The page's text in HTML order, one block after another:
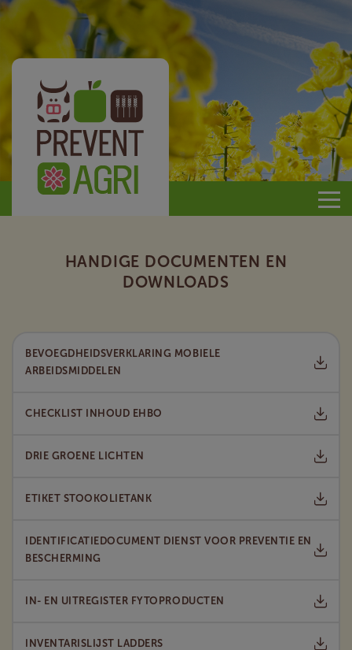
Prevent
HANDIGE DOCUMENTEN EN
DOWNLOADS
BEVOEGDHEIDSVERKLARING MOBIELE
ARBEIDSMIDDELEN
CHECKLIST INHOUD EHBO
DRIE GROENE LICHTEN
ETIKET STOOKOLIETANK
IDENTIFICATIEDOCUMENT DIENST VOOR PREVENTIE EN
BESCHERMING
IN- EN UITREGISTER FYTOPRODUCTEN
INVENTARISLIJST LADDERS